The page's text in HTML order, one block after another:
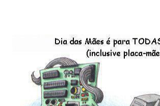
do LibreOffice , o IX Latinoware, a
Linux (como sempre), o lançamento do
baixa taxa de adesão pelos usuários, entre
de desejar a todos Boas Festas e que em
estar juntos novamente. Feliz Natal!!!! F eli z